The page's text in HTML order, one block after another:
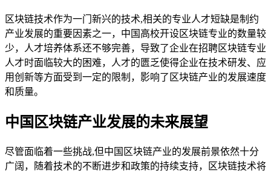
区块链技术作为一门新兴的技术,相关的专业人才短缺是制约
产业发展的重要因素之一，中国高校开设区块链专业的数量较
少，人才培养体系还不够完善，导致了企业在招聘区块链专业
人才时面临较大的困难，人才的匮乏使得企业在技术研发、应
用创新等方面受到一定的限制，影响了区块链产业的发展速度
和质量。
中国区块链产业发展的未来展望
尽管面临着一些挑战,但中国区块链产业的发展前景依然十分
广阔，随着技术的不断进步和政策的持续支持，区块链技术将